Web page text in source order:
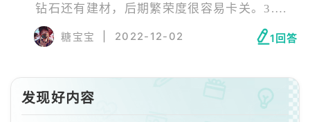
钻石还有建材，后期繁荣度很容易卡关。3.千
万别去抽动物，爆率太低。内测20级赠的666的
钻石三个十连后全是重复的。4.漂流瓶只做加
统。是建材和物品一起放在一起。玩的时候真
的一直在爆仓，导致前期一直在卖建材，后期
严重缺建材。6.前期钻石比较多，可以升级工
糖宝宝 2022-12-02 1回答
发现好内容